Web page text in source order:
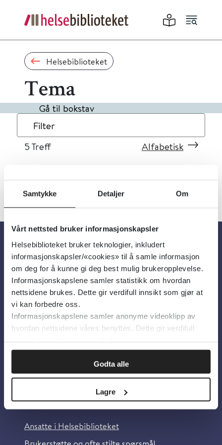
Samtykke Detaljer Om
Vårt nettsted bruker informasjonskapsler
Helsebiblioteket bruker teknologier, inkludert
informasjonskapsler/«cookies» til å samle informasjon
om deg for å kunne gi deg best mulig brukeropplevelse.
Informasjonskapslene samler statistikk om hvordan
nettsidene brukes. Dette gir verdifull innsikt som gjør at
vi kan forbedre oss.
Informasjonskapslene samler anonyme videoklipp av
hvordan nettsidene våres benyttes. Dette gir verdifull
innsikt som gjør at vi kan forbedre oss.
Godta alle
Lagre
Helsebiblioteket
Tema
Gå til bokstav
Filter
5 Treff Alfabetisk
Om oss
Om Helsebiblioteket
Personvern og informasjonskapsler
Tilgjengelighetserklæring
Information in English
Ansatte i Helsebiblioteket